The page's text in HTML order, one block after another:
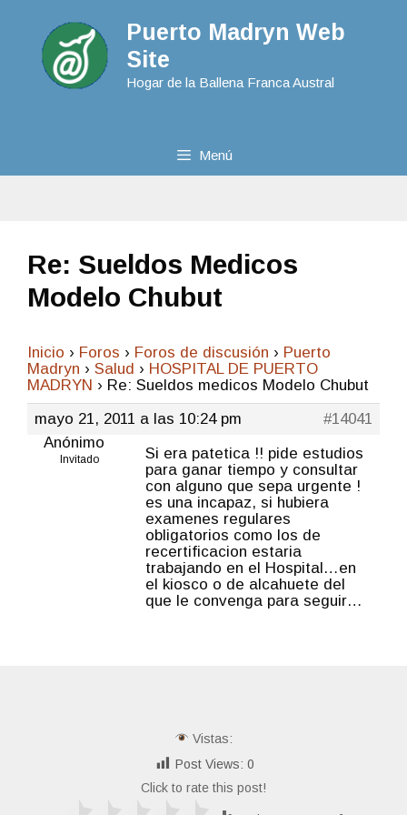
Puerto Madryn Web
Site
Hogar de la Ballena Franca Austral
Menú
Re: Sueldos Medicos
Modelo Chubut
Inicio › Foros › Foros de discusión › Puerto
Madryn › Salud › HOSPITAL DE PUERTO
MADRYN › Re: Sueldos medicos Modelo Chubut
mayo 21, 2011 a las 10:24 pm
#14041
Anónimo
Invitado
Si era patetica !! pide estudios
para ganar tiempo y consultar
con alguno que sepa urgente !
es una incapaz, si hubiera
examenes regulares
obligatorios como los de
recertificacion estaria
trabajando en el Hospital…en
el kiosco o de alcahuete del
que le convenga para seguir…
Vistas:
Post Views: 0
Click to rate this post!